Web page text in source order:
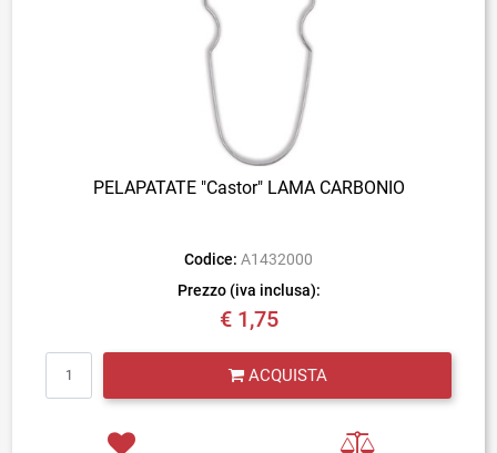
PELAPATATE "Castor" LAMA CARBONIO
Codice: A1432000
Prezzo (iva inclusa):
€ 1,75
ACQUISTA